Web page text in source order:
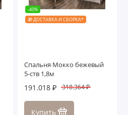
-40%
🎁 ДОСТАВКА И СБОРКА*
Спальня Мокко бежевый
5-ств 1,8м
191.018 ₽ 318.364 ₽
Купить